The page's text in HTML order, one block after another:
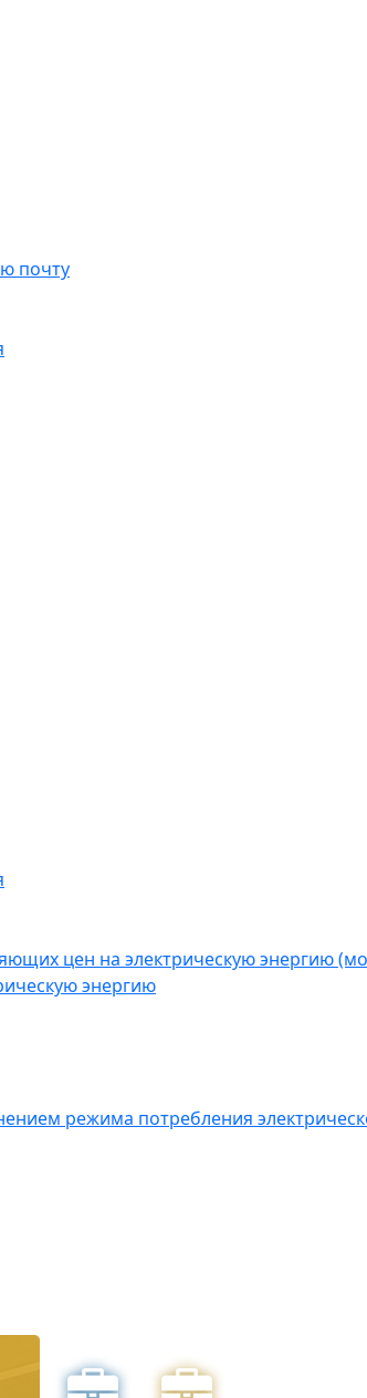
почту
цен на электрическую энергию
энергию
режима потребления